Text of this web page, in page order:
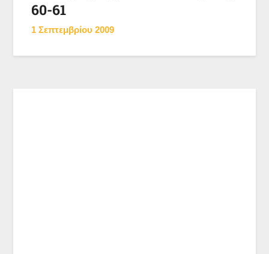
60-61
1 Σεπτεμβρίου 2009